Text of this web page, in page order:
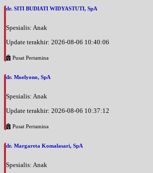
dr. SITI BUDIATI WIDYASTUTI, SpA
Spesialis: Anak
Update terakhir: 2026-08-06 10:40:06
Pusat Pertamina
dr. Moelyono, SpA
Spesialis: Anak
Update terakhir: 2026-08-06 10:37:12
Pusat Pertamina
dr. Margareta Komalasari, SpA
Spesialis: Anak